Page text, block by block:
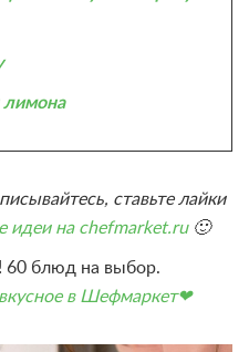
лимона
ставьте лайки
идеи на chefmarket.ru 🙂
60 блюд на выбор.
вкусное в Шефмаркет❤